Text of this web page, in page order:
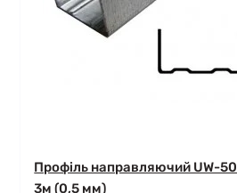
Профіль направляючий UW-50
3м (0,5 мм)